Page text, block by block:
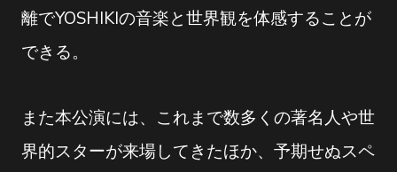
離でYOSHIKIの音楽と世界観を体感することが
できる。
また本公演には、これまで数多くの著名人や世
界的スターが来場してきたほか、予期せぬスペ